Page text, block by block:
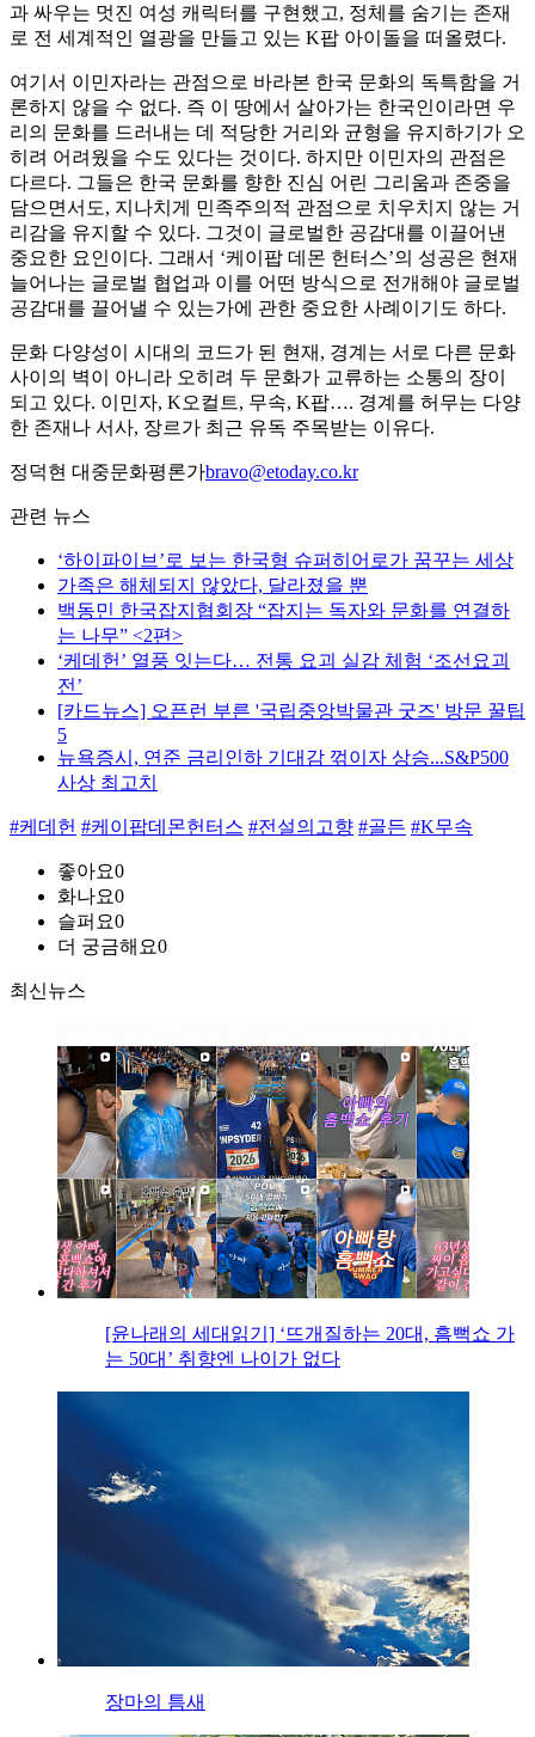
과 싸우는 멋진 여성 캐릭터를 구현했고, 정체를 숨기는 존재
로 전 세계적인 열광을 만들고 있는 K팝 아이돌을 떠올렸다.
여기서 이민자라는 관점으로 바라본 한국 문화의 독특함을 거
론하지 않을 수 없다. 즉 이 땅에서 살아가는 한국인이라면 우
리의 문화를 드러내는 데 적당한 거리와 균형을 유지하기가 오
히려 어려웠을 수도 있다는 것이다. 하지만 이민자의 관점은
다르다. 그들은 한국 문화를 향한 진심 어린 그리움과 존중을
담으면서도, 지나치게 민족주의적 관점으로 치우치지 않는 거
리감을 유지할 수 있다. 그것이 글로벌한 공감대를 이끌어낸
중요한 요인이다. 그래서 ‘케이팝 데몬 헌터스’의 성공은 현재
늘어나는 글로벌 협업과 이를 어떤 방식으로 전개해야 글로벌
공감대를 끌어낼 수 있는가에 관한 중요한 사례이기도 하다.
문화 다양성이 시대의 코드가 된 현재, 경계는 서로 다른 문화
사이의 벽이 아니라 오히려 두 문화가 교류하는 소통의 장이
되고 있다. 이민자, K오컬트, 무속, K팝…. 경계를 허무는 다양
한 존재나 서사, 장르가 최근 유독 주목받는 이유다.
정덕현 대중문화평론가bravo@etoday.co.kr
관련 뉴스
‘하이파이브’로 보는 한국형 슈퍼히어로가 꿈꾸는 세상
가족은 해체되지 않았다, 달라졌을 뿐
백동민 한국잡지협회장 “잡지는 독자와 문화를 연결하
는 나무” <2편>
‘케데헌’ 열풍 잇는다… 전통 요괴 실감 체험 ‘조선요괴
전’
[카드뉴스] 오픈런 부른 '국립중앙박물관 굿즈' 방문 꿀팁
5
뉴욕증시, 연준 금리인하 기대감 꺾이자 상승...S&P500
사상 최고치
#케데헌 #케이팝데몬헌터스 #전설의고향 #골든 #K무속
좋아요0
화나요0
슬퍼요0
더 궁금해요0
최신뉴스
[윤나래의 세대읽기] ‘뜨개질하는 20대, 흠뻑쇼 가
는 50대’ 취향엔 나이가 없다
장마의 틈새